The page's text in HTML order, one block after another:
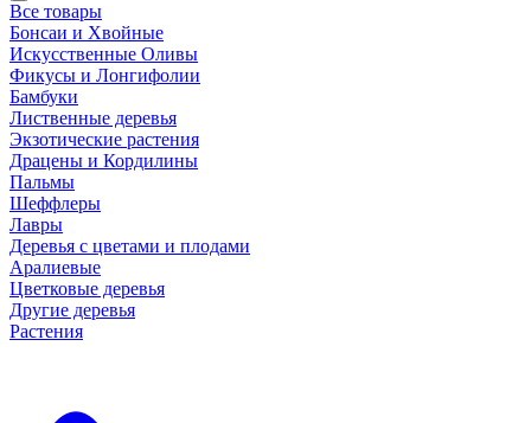
Все товары
Бонсаи и Хвойные
Искусственные Оливы
Фикусы и Лонгифолии
Бамбуки
Лиственные деревья
Экзотические растения
Драцены и Кордилины
Пальмы
Шеффлеры
Лавры
Деревья с цветами и плодами
Аралиевые
Цветковые деревья
Другие деревья
Растения